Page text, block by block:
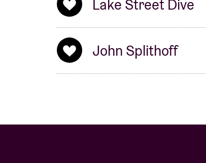
Lake Street Dive
John Splithoff